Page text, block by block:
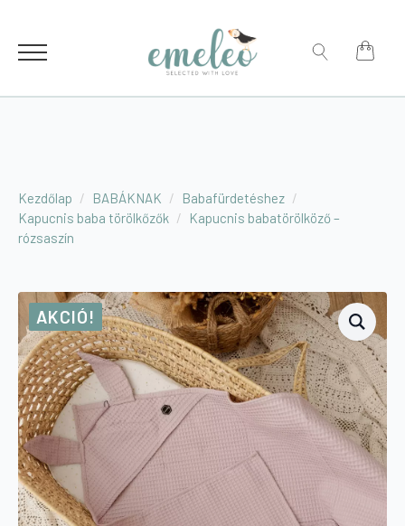
Kezdőlap BABÁKNAK
Babafürdetéshez
Kapucnis baba törölkőzők
Kapucnis babatörölköző –
rózsaszín
AKCIÓ!